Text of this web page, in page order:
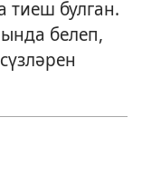
тиеш булган.
белеп,